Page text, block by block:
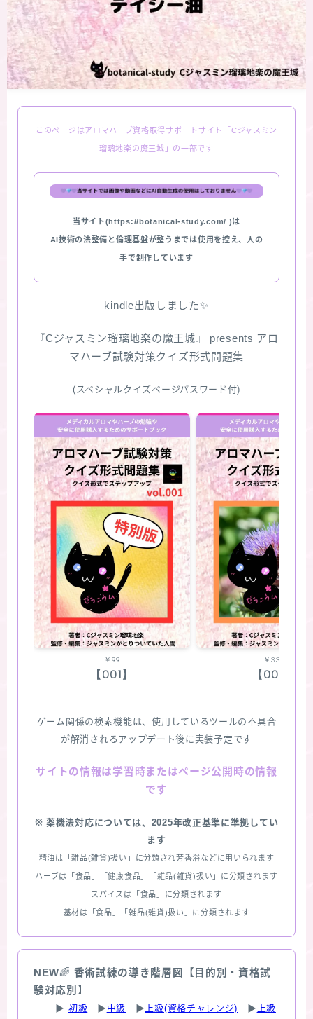
Cジャスミン瑠璃地楽の主な活動先リンク集
プロフィール
アロマハーブアンケート
おすすめ商品＆レビュー
版限定)
このページはアロマハーブ資格取得サポートサイト「Cジャスミン
瑠璃地楽の魔王城」の一部です
当サイト(https://botanical-study.com/ )は
AI技術の法整備と倫理基盤が整うまでは使用を控え、人の
手で制作しています
kindle出版しました✨
『Cジャスミン瑠璃地楽の魔王城』 presents アロ
マハーブ試験対策クイズ形式問題集
(スペシャルクイズページパスワード付)
￥99
【001】
￥330
【002】
ゲーム関係の検索機能は、使用しているツールの不具合
が解消されるアップデート後に実装予定です
サイトの情報は学習時またはページ公開時の情報
です
※ 薬機法対応については、2025年改正基準に準拠してい
ます
精油は「雑品(雑貨)扱い」に分類され芳香浴などに用いられます
ハーブは「食品」「健康食品」「雑品(雑貨)扱い」に分類されます
スパイスは「食品」に分類されます
基材は「食品」「雑品(雑貨)扱い」に分類されます
NEW🌈 香術試練の導き階層図【目的別・資格試
験対応別】
▶ 初級 ▶ 中級 ▶ 上級(資格チャレンジ) ▶ 上級